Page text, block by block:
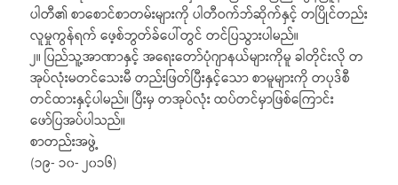
ပါတီ၏ စာစောင်စာတမ်းများကို ပါတီဝက်ဘ်ဆိုက်နှင့် တပြိုင်တည်း
လူမှုကွန်ရက် ဖေ့စ်ဘွတ်ခ်ပေါ်တွင် တင်ပြသွားပါမည်။
၂။ ပြည်သူ့အာဏာနှင့် အရေးတော်ပုံဂျာနယ်များကိုမူ ခါတိုင်းလို တ
အုပ်လုံးမတင်သေးမီ တည်းဖြတ်ပြီးနှင့်သော စာမူများကို တပုဒ်စီ
တင်ထားနှင့်ပါမည်။ ပြီးမှ တအုပ်လုံး ထပ်တင်မှာဖြစ်ကြောင်း
ဖော်ပြအပ်ပါသည်။
စာတည်းအဖွဲ့
(၁၉- ၁၀- ၂၀၁၆)